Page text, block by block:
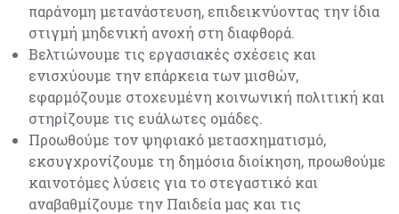
παράνομη μετανάστευση, επιδεικνύοντας την ίδια
στιγμή μηδενική ανοχή στη διαφθορά.
Βελτιώνουμε τις εργασιακές σχέσεις και
ενισχύουμε την επάρκεια των μισθών,
εφαρμόζουμε στοχευμένη κοινωνική πολιτική και
στηρίζουμε τις ευάλωτες ομάδες.
Προωθούμε τον ψηφιακό μετασχηματισμό,
εκσυγχρονίζουμε τη δημόσια διοίκηση, προωθούμε
καινοτόμες λύσεις για το στεγαστικό και
αναβαθμίζουμε την Παιδεία μας και τις